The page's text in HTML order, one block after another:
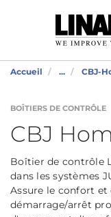
Accueil ... CBJ-
BOÎTIERS DE CONTRÔLE
CBJ
Boîtier de contrôle
dans les systèmes
Assure le confort
démarrage/arrêt